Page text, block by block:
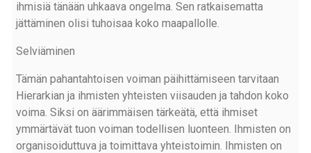
ihmisiä tänään uhkaava ongelma. Sen ratkaisematta
jättäminen olisi tuhoisaa koko maapallolle.
Selviäminen
Tämän pahantahtoisen voiman päihittämiseen tarvitaan
Hierarkian ja ihmisten yhteisten viisauden ja tahdon koko
voima. Siksi on äärimmäisen tärkeätä, että ihmiset
ymmärtävät tuon voiman todellisen luonteen. Ihmisten on
organisoiduttuva ja toimittava yhteistoimin. Ihmisten on